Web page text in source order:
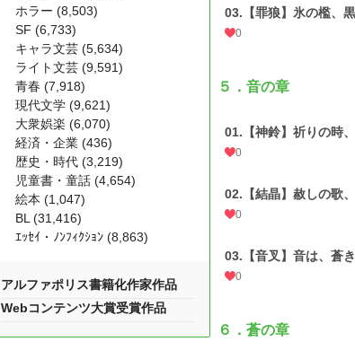
03.【罪狼】氷の檻、
0
５．音の章
01.【神鈴】祈りの時
0
02.【結晶】赦しの歌
0
03.【音叉】音は、蒼
0
６．蒼の章
ホラー (8,503)
SF (6,733)
キャラ文芸 (5,634)
ライト文芸 (9,591)
青春 (7,918)
現代文学 (9,621)
大衆娯楽 (6,070)
経済・企業 (436)
歴史・時代 (3,219)
児童書・童話 (4,654)
絵本 (1,047)
BL (31,416)
ｴｯｾｲ・ﾉﾝﾌｨｸｼｮﾝ (8,863)
アルファポリス書籍化作家作品
Webコンテンツ大賞受賞作品